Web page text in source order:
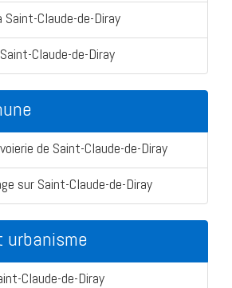
Claude-de-Diray
Claude-de-Diray
de Saint-Claude-de-Diray
sur Saint-Claude-de-Diray
Claude-de-Diray